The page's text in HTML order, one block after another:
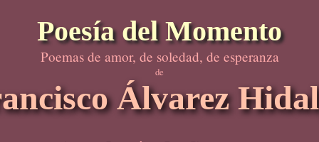
Poesía del Momento
Poemas de amor, de soledad, de esperanza
de
Álvarez